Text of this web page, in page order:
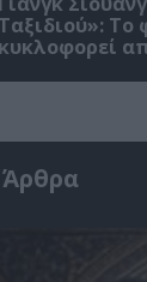
Ταξιδιού»: Το
κυκλοφορεί